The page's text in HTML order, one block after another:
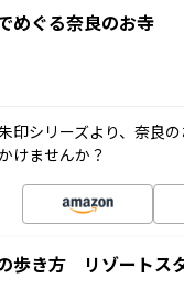
めぐる奈良のお寺
印シリーズより、奈良
けませんか？
歩き方 リゾートス